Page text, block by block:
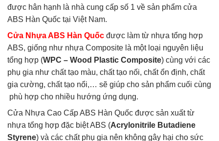
được hân hạnh là nhà cung cấp số 1 về sản phẩm cửa
ABS Hàn Quốc tại Việt Nam.
Cửa Nhựa ABS Hàn Quốc được làm từ nhựa tổng hợp
ABS, giống như nhựa Composite là một loại nguyên liệu
tổng hợp (WPC – Wood Plastic Composite) cùng với các
phụ gia như chất tạo màu, chất tạo nối, chất ổn định, chất
gia cường, chất tạo nổi,… sẽ giúp cho sản phẩm cuối cùng
phù hợp cho nhiều hướng ứng dụng.
Cửa Nhựa Cao Cấp ABS Hàn Quốc được sản xuất từ
nhựa tổng hợp đặc biệt ABS (Acrylonitrile Butadiene
Styrene) và các chất phụ gia nên không gây hại cho sức